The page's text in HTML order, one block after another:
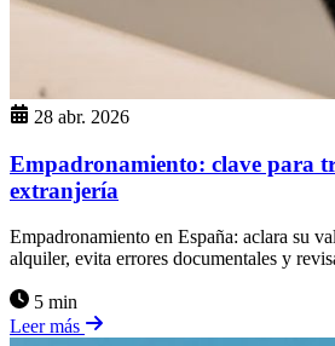
28 abr. 2026
Empadronamiento: clave para
extranjería
Empadronamiento en España: aclara su
alquiler, evita errores documentales y
5 min
Leer más